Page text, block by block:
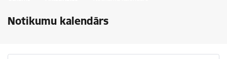
Notikumu kalendārs